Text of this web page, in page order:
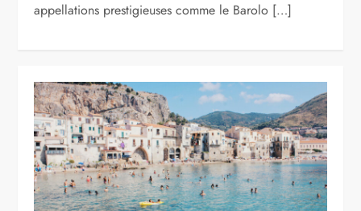
appellations prestigieuses comme le Barolo […]